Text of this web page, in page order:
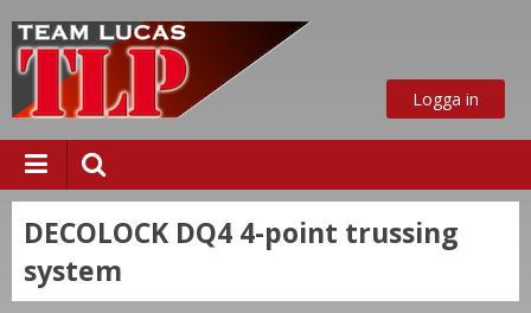
Logga in
nu
DECOLOCK DQ4 4-point trussing
system